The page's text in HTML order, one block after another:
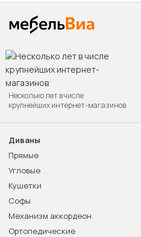
Несколько лет в числе
крупнейших интернет-магазинов
Диваны
Прямые
Угловые
Кушетки
Софы
Механизм аккордеон
Ортопедические